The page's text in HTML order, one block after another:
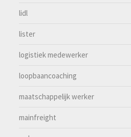
lidl
lister
logistiek medewerker
loopbaancoaching
maatschappelijk werker
mainfreight